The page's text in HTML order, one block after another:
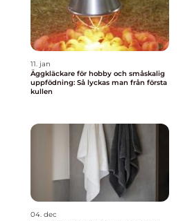
11. jan
Äggkläckare för hobby och småskalig
uppfödning: Så lyckas man från första
kullen
04. dec